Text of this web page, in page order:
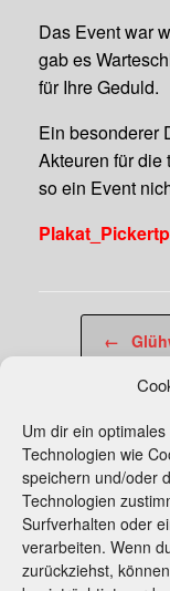
Um dir ein
Technologien wie
speichern und/oder
Technologien
Surfverhalten oder
verarbeiten. Wenn
zurückziehst,
Das Event war
gab es
für Ihre Geduld.
Ein besonderer
Akteuren für die
so ein Event
Beitragsnavigation
←